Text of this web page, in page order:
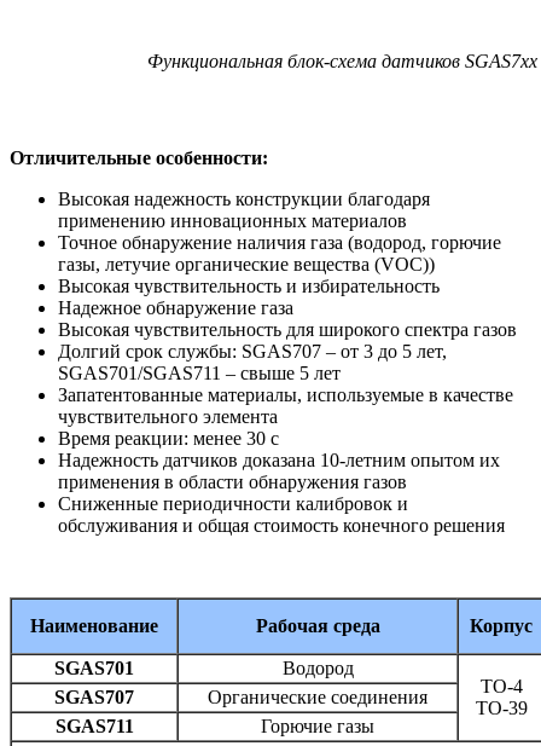
Функциональная блок-схема датчиков SGAS7xx
Отличительные особенности:
Высокая надежность конструкции благодаря
применению инновационных материалов
Точное обнаружение наличия газа (водород, горючие
газы, летучие органические вещества (VOC))
Высокая чувствительность и избирательность
Надежное обнаружение газа
Высокая чувствительность для широкого спектра газов
Долгий срок службы: SGAS707 – от 3 до 5 лет,
SGAS701/SGAS711 – свыше 5 лет
Запатентованные материалы, используемые в качестве
чувствительного элемента
Время реакции: менее 30 с
Надежность датчиков доказана 10-летним опытом их
применения в области обнаружения газов
Сниженные периодичности калибровок и
обслуживания и общая стоимость конечного решения
Наименование Рабочая среда Корпус
SGAS701
Водород
TO-4
TO-39
SGAS707
Органические соединения
SGAS711
Горючие газы